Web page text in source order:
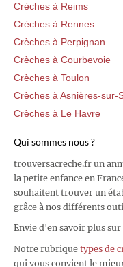
Crèches à Reims
Crèches à Rennes
Crèches à Perpignan
Crèches à Courbevoie
Crèches à Toulon
Crèches à Asnières-sur-
Crèches à Le Havre
Qui sommes nous ?
trouversacreche.fr un
la petite enfance en
souhaitent trouver un
grâce à nos différents
Envie d'en savoir plus sur
Notre rubrique types de
qui vous convient le